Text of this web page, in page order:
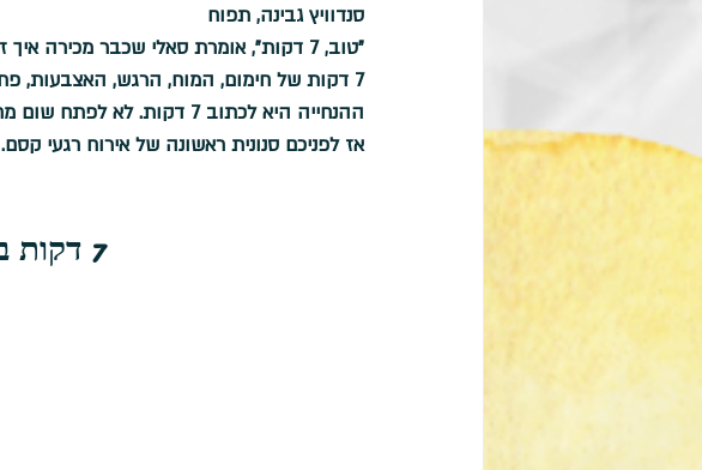
סנדוויץ גבינה, תפוח
"טוב, 7 דקות", אומרת סאלי שכבר מכירה איך זה מתחיל.
7 דקות של חימום, המוח, הרגש, האצבעות, פתיחת הסכר.
ההנחייה היא לכתוב 7 דקות. לא לפתח שום מחשבה. להוסיף דברים מהכאן ומהעכשיו-
אז לפניכם סנונית ראשונה של אירוח רגעי קסם.
7 דקות בחג סוכות- סאלי צוק